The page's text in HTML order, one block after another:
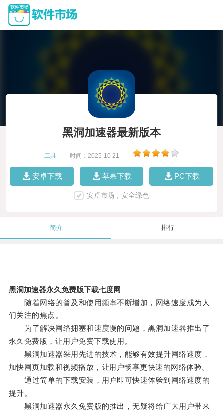
黑洞加速器最新版本
工具 时间：2025-10-21
安卓下载 苹果下载 PC下载
安卓市场，安全绿色
简介 排行
黑洞加速器永久免费版下载七度网
随着网络的普及和使用频率不断增加，网络速度成为人
们关注的焦点。
为了解决网络拥塞和速度慢的问题，黑洞加速器推出了
永久免费版，让用户免费下载使用。
黑洞加速器采用先进的技术，能够有效提升网络速度，
加快网页加载和视频播放，让用户畅享更快速的网络体验。
通过简单的下载安装，用户即可快速体验到网络速度的
提升。
黑洞加速器永久免费版的推出，无疑将给广大用户带来